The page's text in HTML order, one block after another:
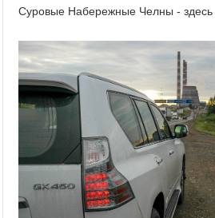
Суровые Набережные Челны -